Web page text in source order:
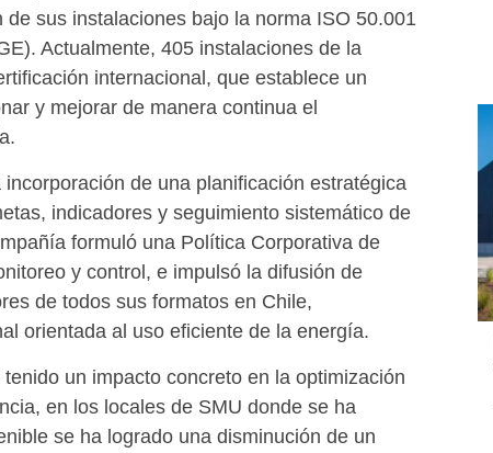
sus instalaciones bajo la norma ISO 50.001
Actualmente, 405 instalaciones de la
internacional, que establece un
y mejorar de manera continua el
de una planificación estratégica
indicadores y seguimiento sistemático de
formuló una Política Corporativa de
y control, e impulsó la difusión de
de todos sus formatos en Chile,
orientada al uso eficiente de la energía.
un impacto concreto en la optimización
en los locales de SMU donde se ha
se ha logrado una disminución de un